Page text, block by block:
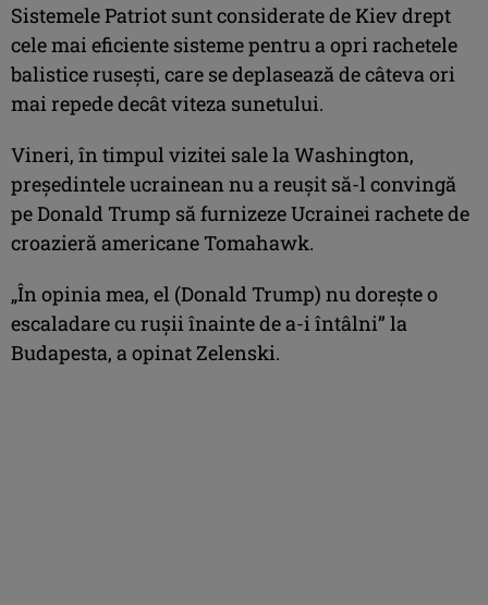
Sistemele Patriot sunt considerate de Kiev drept
cele mai eficiente sisteme pentru a opri rachetele
balistice ruseşti, care se deplasează de câteva ori
mai repede decât viteza sunetului.
Vineri, în timpul vizitei sale la Washington,
preşedintele ucrainean nu a reuşit să-l convingă
pe Donald Trump să furnizeze Ucrainei rachete de
croazieră americane Tomahawk.
„În opinia mea, el (Donald Trump) nu doreşte o
escaladare cu ruşii înainte de a-i întâlni” la
Budapesta, a opinat Zelenski.